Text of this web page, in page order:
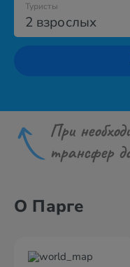
2 взрослых
Туристы
При
трансфер
О Парге